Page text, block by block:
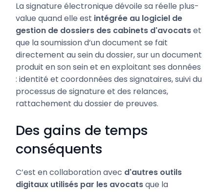
La signature électronique dévoile sa réelle plus-
value quand elle est intégrée au logiciel de
gestion de dossiers des cabinets d'avocatset
que la soumission d’un document se fait
directement au sein du dossier, sur un document
produit en son sein et en exploitant ses données
: identité et coordonnées des signataires, suivi du
processus de signature et des relances,
rattachement du dossier de preuves.
Des gains de temps
conséquents
C’est en collaboration avec d'autres outils
digitaux utilisés par les avocatsque la